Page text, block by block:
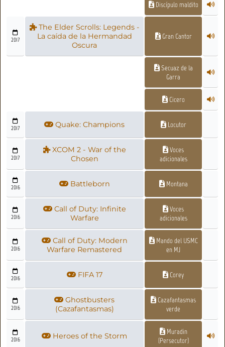
Discípulo maldito
2017
The Elder Scrolls: Legends -
La caída de la Hermandad
Oscura
Gran Cantor
Secuaz de la
Garra
Cicero
2017 Quake: Champions Locutor
2017
XCOM 2 - War of the
Chosen
Voces
adicionales
2016 Battleborn Montana
2016
Call of Duty: Infinite
Warfare
Voces
adicionales
2016
Call of Duty: Modern
Warfare Remastered
Mando del USMC
en MJ
2016 FIFA 17 Corey
2016
Ghostbusters
(Cazafantasmas)
Cazafantasmas
verde
2016 Heroes of the Storm
Muradin
(Persecutor)